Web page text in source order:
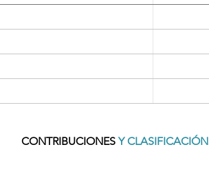
CONTRIBUCIONES Y CLASIFICACIÓN